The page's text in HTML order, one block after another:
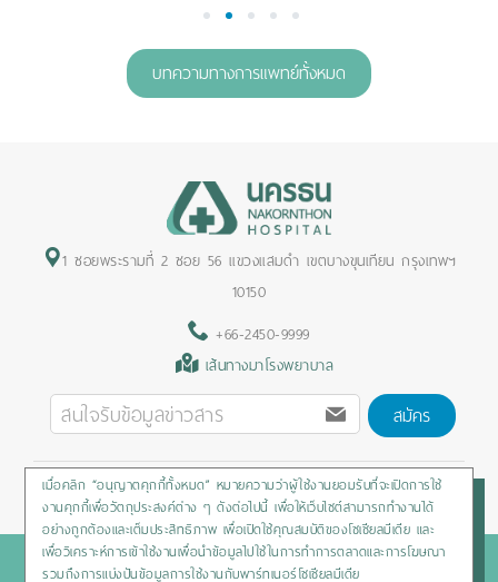
1 2 3 4 5
บทความทางการแพทย์ทั้งหมด
1 ซอยพระรามที่ 2 ซอย 56 แขวงแสมดำ เขตบางขุนเทียน กรุงเทพฯ
10150
+66-2450-9999
เส้นทางมาโรงพยาบาล
สมัคร
Privacy Policy/Cookies Policy/Sitemap/สิทธิผู้ป่วย
Copyright © 2020 Nakornthon Hospital. All rights reserved
เมื่อคลิก “อนุญาตคุกกี้ทั้งหมด” หมายความว่าผู้ใช้งานยอมรับที่จะเปิดการใช้
งานคุกกี้เพื่อวัตถุประสงค์ต่าง ๆ ดังต่อไปนี้ เพื่อให้เว็บไซต์สามารถทำงานได้
อย่างถูกต้องและเต็มประสิทธิภาพ เพื่อเปิดใช้คุณสมบัติของโซเชียลมีเดีย และ
เพื่อวิเคราะห์การเข้าใช้งานเพื่อนำข้อมูลไปใช้ในการทำการตลาดและการโฆษณา
รวมถึงการแบ่งปันข้อมูลการใช้งานกับพาร์ทเนอร์โซเชียลมีเดีย